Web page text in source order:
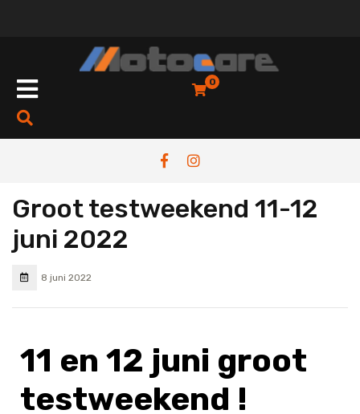
0
Groot testweekend 11-12
juni 2022
8 juni 2022
11 en 12 juni groot
testweekend !